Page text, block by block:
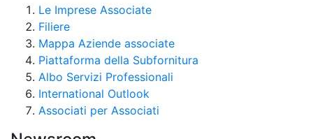
Le Imprese Associate
Filiere
Mappa Aziende associate
Piattaforma della Subfornitura
Albo Servizi Professionali
International Outlook
Associati per Associati